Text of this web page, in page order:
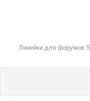
Линейки для форумов